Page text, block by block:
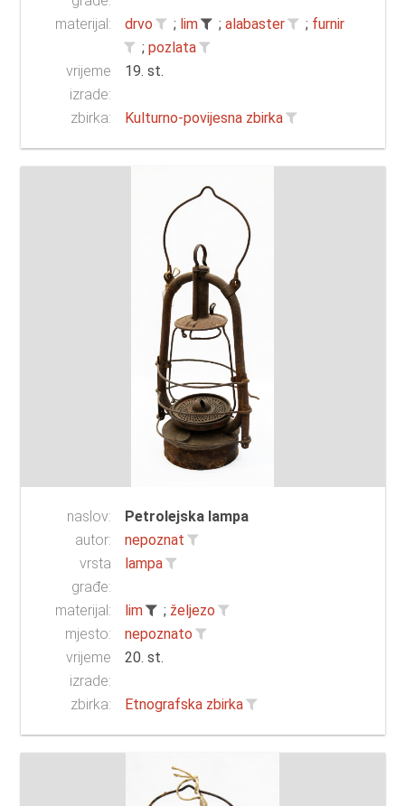
materijal: drvo ; lim ; alabaster ; furnir
; pozlata
vrijeme
izrade:
19. st.
zbirka: Kulturno-povijesna zbirka
naslov:
Petrolejska lampa
autor:
nepoznat
vrsta
građe:
lampa
materijal: lim ; željezo
mjesto:
nepoznato
vrijeme
izrade:
20. st.
zbirka: Etnografska zbirka